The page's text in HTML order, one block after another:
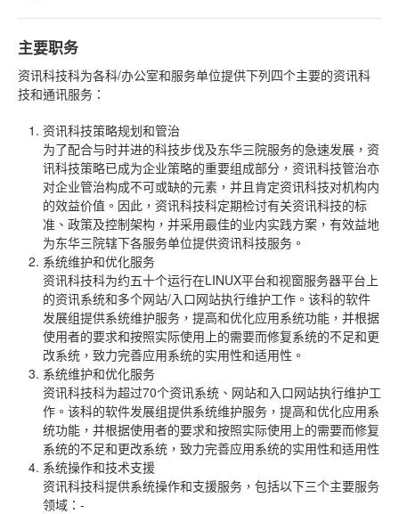
主要职务
资讯科技科为各科/办公室和服务单位提供下列四个主要的资讯科
技和通讯服务：
资讯科技策略规划和管治
为了配合与时并进的科技步伐及东华三院服务的急速发展，资
讯科技策略已成为企业策略的重要组成部分，资讯科技管治亦
对企业管治构成不可或缺的元素，并且肯定资讯科技对机构内
的效益价值。因此，资讯科技科定期检讨有关资讯科技的标
准、政策及控制架构，并采用最佳的业内实践方案，有效益地
为东华三院辖下各服务单位提供资讯科技服务。
系统维护和优化服务
资讯科技科为约五十个运行在LINUX平台和视窗服务器平台上
的资讯系统和多个网站/入口网站执行维护工作。该科的软件
发展组提供系统维护服务，提高和优化应用系统功能，并根据
使用者的要求和按照实际使用上的需要而修复系统的不足和更
改系统，致力完善应用系统的实用性和适用性。
系统维护和优化服务
资讯科技科为超过70个资讯系统、网站和入口网站执行维护工
作。该科的软件发展组提供系统维护服务，提高和优化应用系
统功能，并根据使用者的要求和按照实际使用上的需要而修复
系统的不足和更改系统，致力完善应用系统的实用性和适用性
系统操作和技术支援
资讯科技科提供系统操作和支援服务，包括以下三个主要服务
领域：-